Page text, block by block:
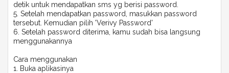
detik untuk mendapatkan sms yg berisi password.
5. Setelah mendapatkan password, masukkan password
tersebut. Kemudian pilih 'Verivy Password'
6. Setelah password diterima, kamu sudah bisa langsung
menggunakannya
Cara menggunakan
1. Buka aplikasinya